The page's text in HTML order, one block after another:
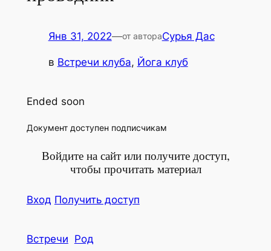
Янв 31, 2022—от автораСурья Дас
в Встречи клуба, Йога клуб
Ended soon
Доку­мент досту­пен подписчикам
Войдите на сайт или получите доступ,
чтобы прочитать материал
Вход Полу­чить доступ
Встречи Род